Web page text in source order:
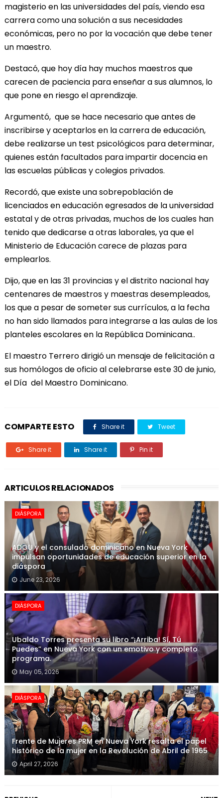
magisterio en las universidades del país, viendo esa
carrera como una solución a sus necesidades
económicas, pero no por la vocación que debe tener
un maestro.
Destacó, que hoy día hay muchos maestros que
carecen de paciencia para enseñar a sus alumnos, lo
que pone en riesgo el aprendizaje.
Argumentó, que se hace necesario que antes de
inscribirse y aceptarlos en la carrera de educación,
debe realizarse un test psicológicos para determinar,
quienes están facultados para impartir docencia en
las escuelas públicas y colegios privados.
Recordó, que existe una sobrepoblación de
licenciados en educación egresados de la universidad
estatal y de otras privadas, muchos de los cuales han
tenido que dedicarse a otras laborales, ya que el
Ministerio de Educación carece de plazas para
emplearlos.
Dijo, que en las 31 provincias y el distrito nacional hay
centenares de maestros y maestras desempleados,
los que a pesar de someter sus currículos, a la fecha
no han sido llamados para integrarse a las aulas de los
planteles escolares en la República Dominicana..
El maestro Terrero dirigió un mensaje de felicitación a
sus homólogos de oficio al celebrarse este 30 de junio,
el Día del Maestro Dominicano.
COMPARTE ESTO Share it Tweet
Share it Share it Pin it
ARTICULOS RELACIONADOS
DIÁSPORA
ADOU y el consulado dominicano en Nueva York
impulsan oportunidades de educación superior en la
diáspora
June 23, 2026
DIÁSPORA
Ubaldo Torres presenta su libro “¡Arriba! Sí, Tú
Puedes” en Nueva York con un emotivo y completo
programa.
May 05, 2026
DIÁSPORA
Frente de Mujeres PRM en Nueva York resalta el papel
histórico de la mujer en la Revolución de Abril de 1965
April 27, 2026